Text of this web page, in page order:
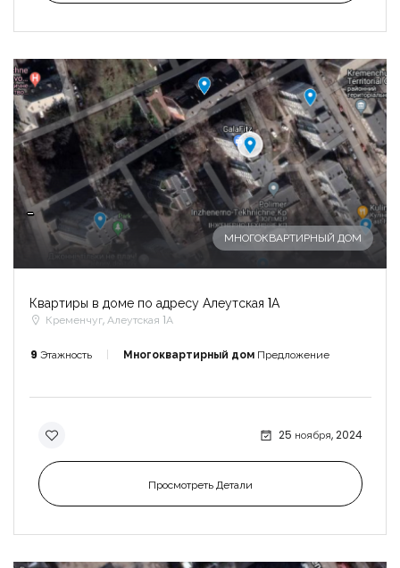
-
МНОГОКВАРТИРНЫЙ ДОМ
Квартиры в доме по адресу Алеутская 1А
Кременчуг, Алеутская 1А
9 Этажность Многоквартирный дом Предложение
25 ноября, 2024
Просмотреть Детали